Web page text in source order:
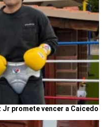
promete vencer a Caicedo